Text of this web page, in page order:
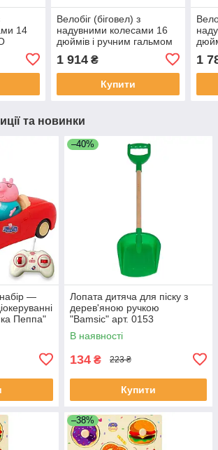
14
Велобіг (біговел) з
надувними колесами 16
дюймів і ручним гальмом
TM CORSO LAMBO арт.
LM-53977
1 914₴
Купити
LB-
1
та новинки
—
Пеппа"
1
–40%
Лопата дитяча для піску з
дерев'яною ручкою
"Bamsic" арт. 0153
В наявності
134 ₴ 223 ₴
Купити
–38%